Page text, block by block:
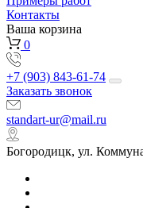
Контакты
Ваша корзина
0
+7 (903) 843-61-74
Заказать звонок
standart-ur@mail.ru
Богородицк, ул.